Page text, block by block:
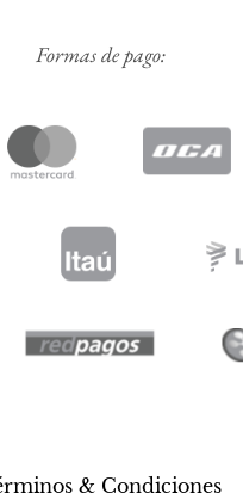
Formas de pago:
& Condiciones